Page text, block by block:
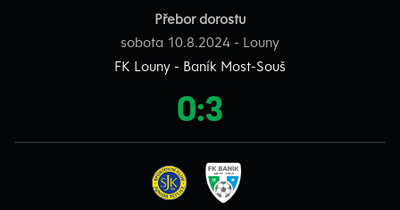
Přebor dorostu
sobota 10.8.2024 - Louny
FK Louny - Baník Most-Souš
0:3